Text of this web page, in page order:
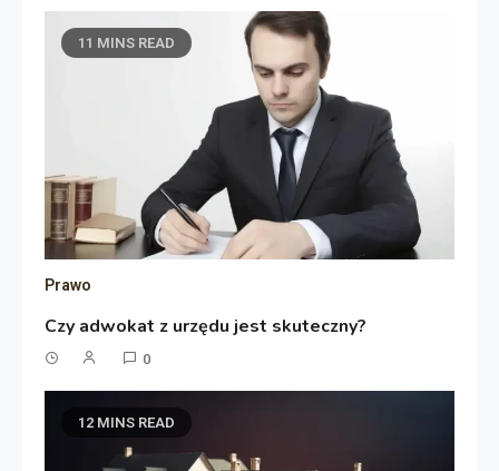
11 MINS READ
Prawo
Czy adwokat z urzędu jest skuteczny?
0
12 MINS READ